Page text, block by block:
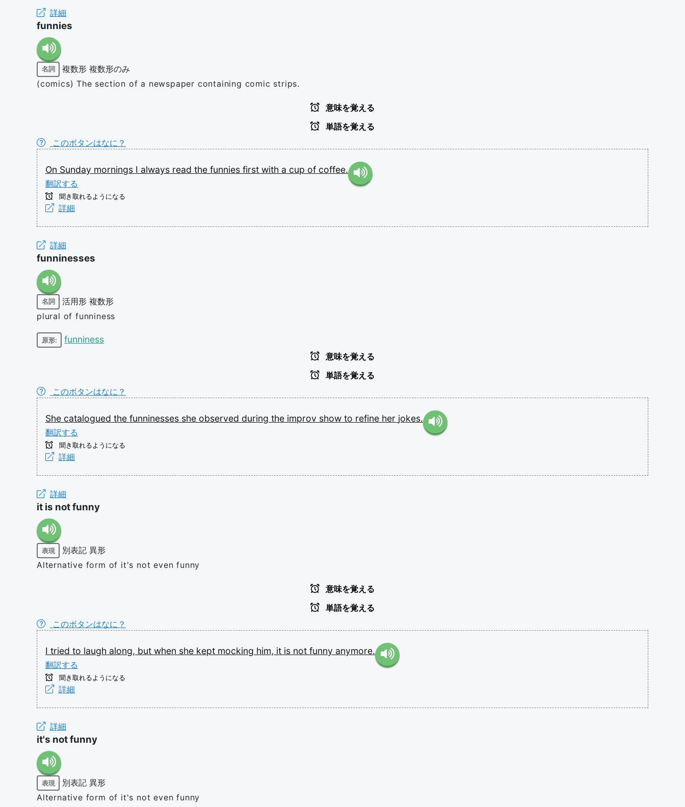
詳細
funnies
名詞 複数形 複数形のみ
(comics) The section of a newspaper containing comic strips.
意味を覚える
単語を覚える
このボタンはなに？
On Sunday mornings I always read the funnies first with a cup of coffee.
翻訳する
聞き取れるようになる
詳細
詳細
funninesses
名詞 活用形 複数形
plural of funniness
原形: funniness
意味を覚える
単語を覚える
このボタンはなに？
She catalogued the funninesses she observed during the improv show to refine her jokes.
翻訳する
聞き取れるようになる
詳細
詳細
it is not funny
表現 別表記 異形
Alternative form of it's not even funny
意味を覚える
単語を覚える
このボタンはなに？
I tried to laugh along, but when she kept mocking him, it is not funny anymore.
翻訳する
聞き取れるようになる
詳細
詳細
it's not funny
表現 別表記 異形
Alternative form of it's not even funny